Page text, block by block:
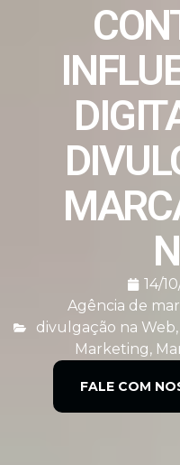
14/
Agência de
divulgação na Web,
Marketing,
FALE COM